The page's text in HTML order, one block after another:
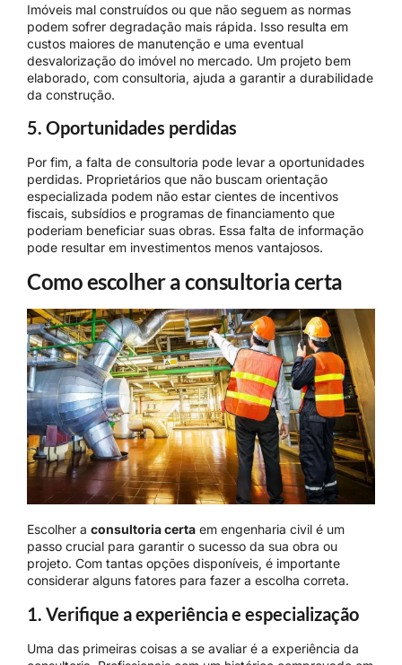
Imóveis mal construídos ou que não seguem as normas
podem sofrer degradação mais rápida. Isso resulta em
custos maiores de manutenção e uma eventual
desvalorização do imóvel no mercado. Um projeto bem
elaborado, com consultoria, ajuda a garantir a durabilidade
da construção.
5. Oportunidades perdidas
Por fim, a falta de consultoria pode levar a oportunidades
perdidas. Proprietários que não buscam orientação
especializada podem não estar cientes de incentivos
fiscais, subsídios e programas de financiamento que
poderiam beneficiar suas obras. Essa falta de informação
pode resultar em investimentos menos vantajosos.
Como escolher a consultoria certa
Escolher a consultoria certa em engenharia civil é um
passo crucial para garantir o sucesso da sua obra ou
projeto. Com tantas opções disponíveis, é importante
considerar alguns fatores para fazer a escolha correta.
1. Verifique a experiência e especialização
Uma das primeiras coisas a se avaliar é a experiência da